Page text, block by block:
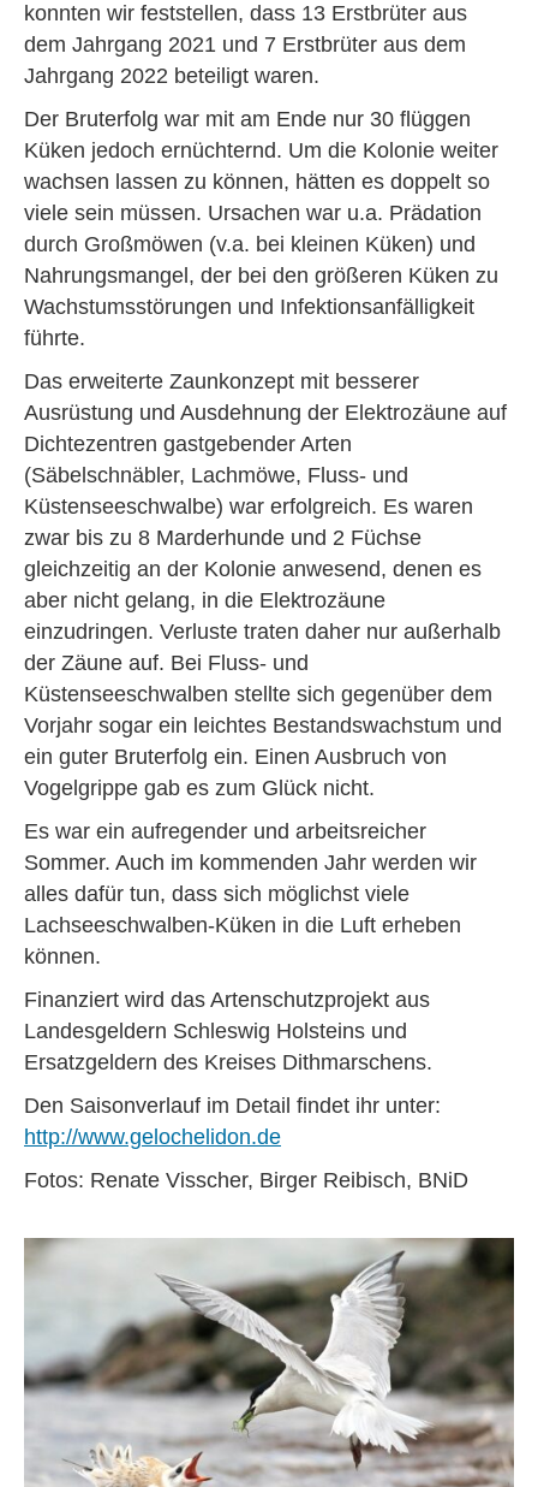
konnten wir feststellen, dass 13 Erstbrüter aus
dem Jahrgang 2021 und 7 Erstbrüter aus dem
Jahrgang 2022 beteiligt waren.
Der Bruterfolg war mit am Ende nur 30 flüggen
Küken jedoch ernüchternd. Um die Kolonie weiter
wachsen lassen zu können, hätten es doppelt so
viele sein müssen. Ursachen war u.a. Prädation
durch Großmöwen (v.a. bei kleinen Küken) und
Nahrungsmangel, der bei den größeren Küken zu
Wachstumsstörungen und Infektionsanfälligkeit
führte.
Das erweiterte Zaunkonzept mit besserer
Ausrüstung und Ausdehnung der Elektrozäune auf
Dichtezentren gastgebender Arten
(Säbelschnäbler, Lachmöwe, Fluss- und
Küstenseeschwalbe) war erfolgreich. Es waren
zwar bis zu 8 Marderhunde und 2 Füchse
gleichzeitig an der Kolonie anwesend, denen es
aber nicht gelang, in die Elektrozäune
einzudringen. Verluste traten daher nur außerhalb
der Zäune auf. Bei Fluss- und
Küstenseeschwalben stellte sich gegenüber dem
Vorjahr sogar ein leichtes Bestandswachstum und
ein guter Bruterfolg ein. Einen Ausbruch von
Vogelgrippe gab es zum Glück nicht.
Es war ein aufregender und arbeitsreicher
Sommer. Auch im kommenden Jahr werden wir
alles dafür tun, dass sich möglichst viele
Lachseeschwalben-Küken in die Luft erheben
können.
Finanziert wird das Artenschutzprojekt aus
Landesgeldern Schleswig Holsteins und
Ersatzgeldern des Kreises Dithmarschens.
Den Saisonverlauf im Detail findet ihr unter:
http://www.gelochelidon.de
Fotos: Renate Visscher, Birger Reibisch, BNiD